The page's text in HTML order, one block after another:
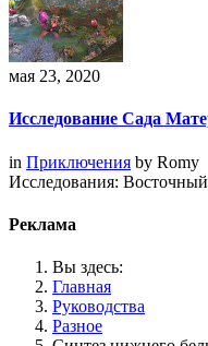
мая 23, 2020
Исследование Сада
in Приключения by Romy
Исследования:
Реклама
Вы здесь:
Главная
Руководства
Разное